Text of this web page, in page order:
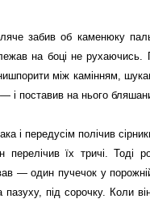
забив об каменюку
на боці не
нишпорити між камінням,
і поставив на нього
і передусім полічив
перелічив їх тричі. Тоді
— один пучечок у
під сорочку. Коли